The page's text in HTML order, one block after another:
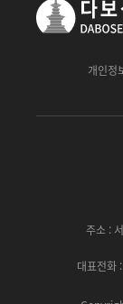
개인정
주소 :
대표전